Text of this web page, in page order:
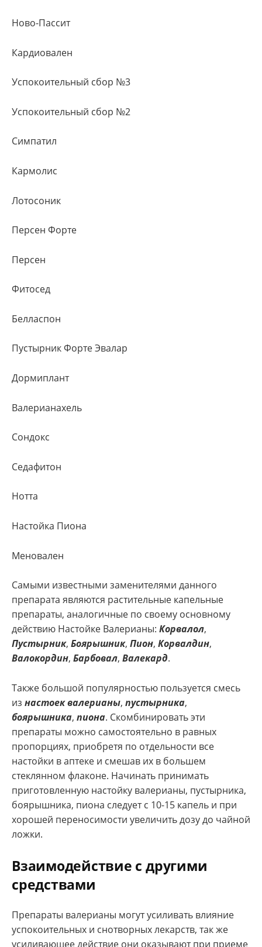
Ново-Пассит
Кардиовален
Успокоительный сбор №3
Успокоительный сбор №2
Симпатил
Кармолис
Лотосоник
Персен Форте
Персен
Фитосед
Белласпон
Пустырник Форте Эвалар
Дормиплант
Валерианахель
Сондокс
Седафитон
Нотта
Настойка Пиона
Меновален
Самыми известными заменителями данного
препарата являются растительные капельные
препараты, аналогичные по своему основному
действию Настойке Валерианы: Корвалол,
Пустырник, Боярышник, Пион, Корвалдин,
Валокордин, Барбовал, Валекард.
Также большой популярностью пользуется смесь
из настоек валерианы, пустырника,
боярышника, пиона. Скомбинировать эти
препараты можно самостоятельно в равных
пропорциях, приобретя по отдельности все
настойки в аптеке и смешав их в большем
стеклянном флаконе. Начинать принимать
приготовленную настойку валерианы, пустырника,
боярышника, пиона следует с 10-15 капель и при
хорошей переносимости увеличить дозу до чайной
ложки.
Взаимодействие с другими
средствами
Препараты валерианы могут усиливать влияние
успокоительных и снотворных лекарств, так же
усиливающее действие они оказывают при приеме